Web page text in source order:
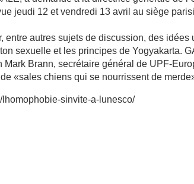
jeudi 12 et vendredi 13 avril au siège
entre autres sujets de discussion, des idées
sexuelle et les principes de Yogyakarta.
Brann, secrétaire général de UPF-
«sales chiens qui se nourrissent de
sinvite-a-lunesco/